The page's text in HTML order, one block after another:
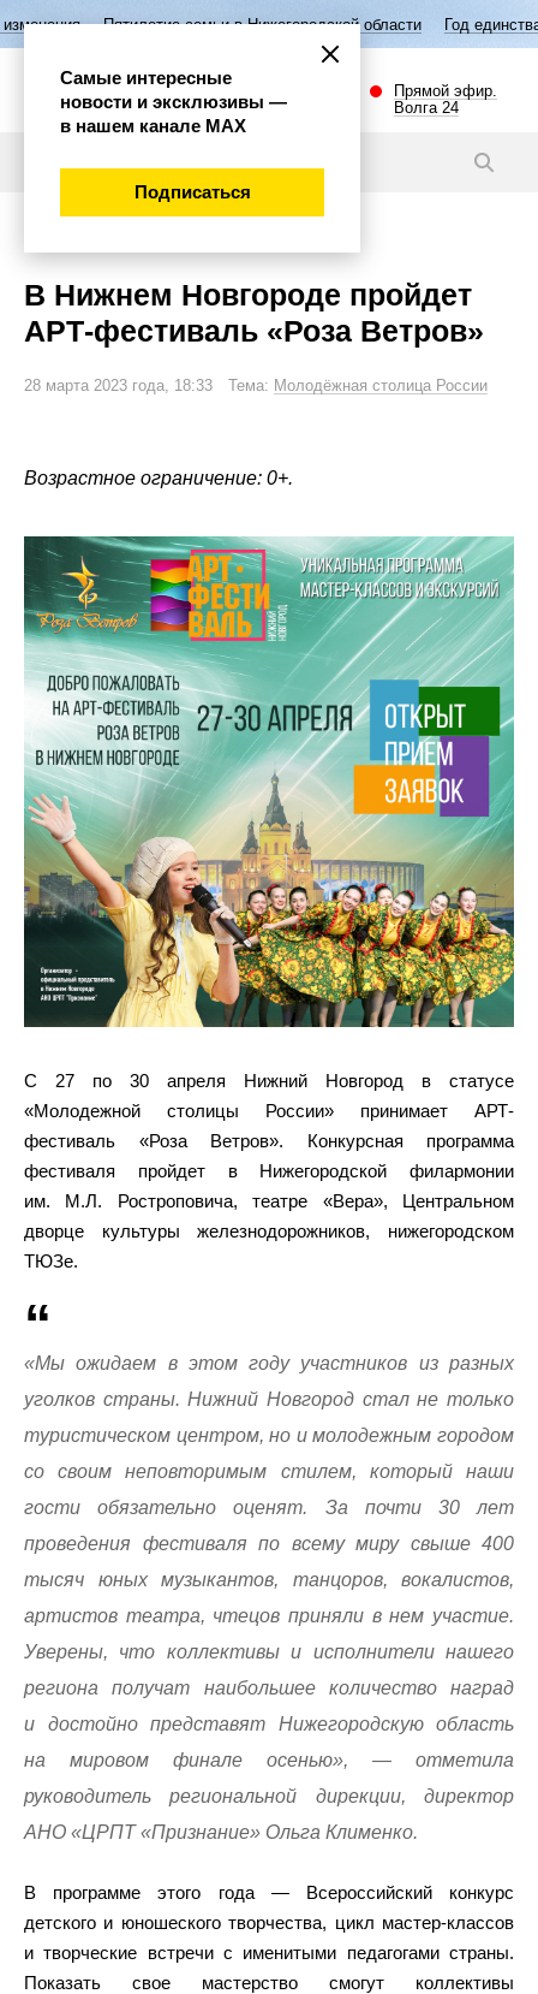
семьи в Нижегородской области Год единства народов
Прямой эфир.
Волга 24
В Нижнем Новгороде пройдет
АРТ-фестиваль «Роза Ветров»
28 марта 2023 года, 18:33 Тема: Молодёжная столица России
Возрастное ограничение: 0+.
С 27 по 30 апреля Нижний Новгород в статусе
«Молодежной столицы России» принимает АРТ-
фестиваль «Роза Ветров». Конкурсная программа
фестиваля пройдет в Нижегородской филармонии
им. М.Л. Ростроповича, театре «Вера», Центральном
дворце культуры железнодорожников, нижегородском
ТЮЗе.
«Мы ожидаем в этом году участников из разных
уголков страны. Нижний Новгород стал не только
туристическом центром, но и молодежным городом
со своим неповторимым стилем, который наши
гости обязательно оценят. За почти 30 лет
проведения фестиваля по всему миру свыше 400
тысяч юных музыкантов, танцоров, вокалистов,
артистов театра, чтецов приняли в нем участие.
Уверены, что коллективы и исполнители нашего
региона получат наибольшее количество наград
и достойно представят Нижегородскую область
на мировом финале осенью», — отметила
руководитель региональной дирекции, директор
АНО «ЦРПТ «Признание» Ольга Клименко.
В программе этого года — Всероссийский конкурс
детского и юношеского творчества, цикл мастер-классов
и творческие встречи с именитыми педагогами страны.
Показать свое мастерство смогут коллективы
Самые интересные
новости и эксклюзивы —
в нашем канале МАХ
Подписаться